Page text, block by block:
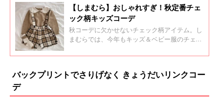
【しまむら】おしゃれすぎ！秋定番チェ
ック柄キッズコーデ
秋コーデに欠かせないチェック柄アイテム。し
まむらでは、今年もキッズ＆ベビー服のチェッ
ら&しまむら系列のバースデイで人気の最新チ
なる、おしゃれママたちの秋コーデにも注目で
バックプリントでさりげなく きょうだいリンクコー
デ